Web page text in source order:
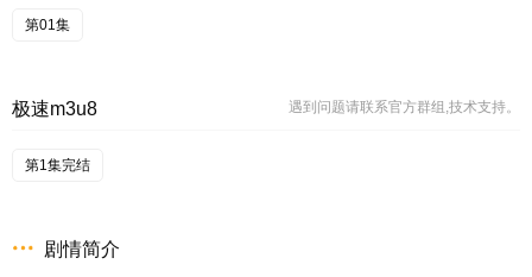
第01集
遇到问题请联系官方群组,技术支持。
极速m3u8
第1集完结
剧情简介